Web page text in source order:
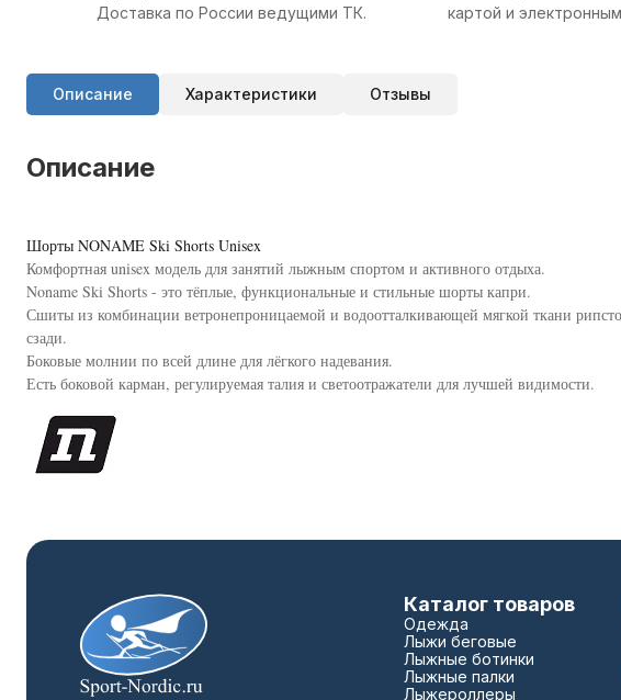
Доставка по России ведущими ТК.
картой и
Описание Характеристики Отзывы
Описание
Шорты NONAME Ski Shorts Unisex
Комфортная unisex модель для занятий лыжным спортом и активного отдыха.
Noname Ski Shorts - это тёплые, функциональные и стильные шорты капри.
Сшиты из комбинации ветронепроницаемой и водоотталкивающей мягкой ткани
сзади.
Боковые молнии по всей длине для лёгкого надевания.
Есть боковой карман, регулируемая талия и светоотражатели для лучшей видимости.
Каталог товаров
Одежда
Лыжи беговые
Лыжные ботинки
Лыжные палки
Лыжероллеры